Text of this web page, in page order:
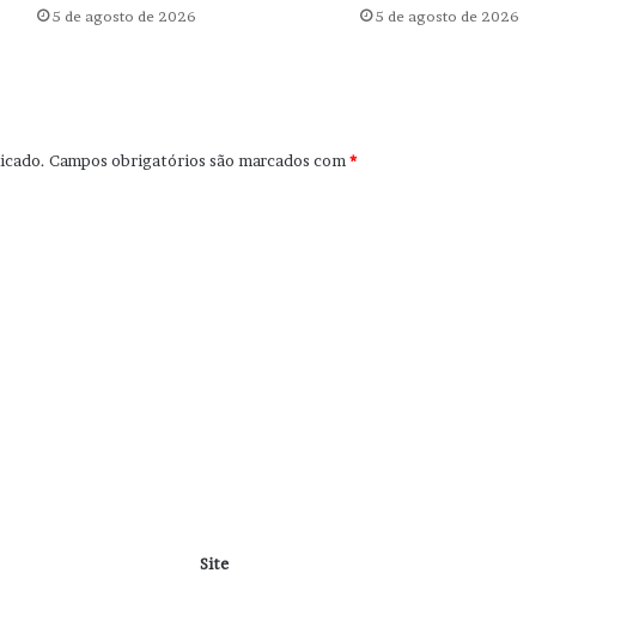
5 de agosto de 2026 5 de agosto de 2026
Campos obrigatórios são marcados com*
Site